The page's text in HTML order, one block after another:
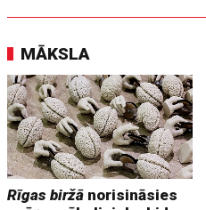
MĀKSLA
Rīgas biržā norisināsies